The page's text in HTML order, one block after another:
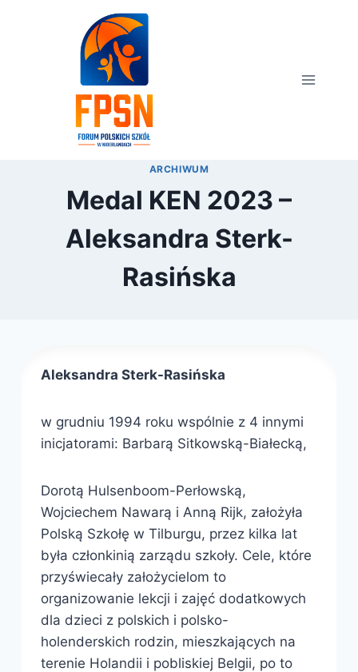
ARCHIWUM
Medal KEN 2023 –
Aleksandra Sterk-
Rasińska
Aleksandra Sterk-Rasińska
w grudniu 1994 roku wspólnie z 4 innymi
inicjatorami: Barbarą Sitkowską-Białecką,
Dorotą Hulsenboom-Perłowską,
Wojciechem Nawarą i Anną Rijk, założyła
Polską Szkołę w Tilburgu, przez kilka lat
była członkinią zarządu szkoły. Cele, które
przyświecały założycielom to
organizowanie lekcji i zajęć dodatkowych
dla dzieci z polskich i polsko-
holenderskich rodzin, mieszkających na
terenie Holandii i pobliskiej Belgii, po to